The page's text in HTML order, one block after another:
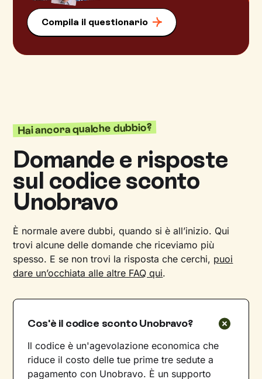
Compila il questionario
Hai ancora qualche dubbio?
Domande e risposte
sul codice sconto
Unobravo
È normale avere dubbi, quando si è all’inizio. Qui
trovi alcune delle domande che riceviamo più
spesso. E se non trovi la risposta che cerchi, puoi
dare un’occhiata alle altre FAQ qui.
Cos'è il codice sconto Unobravo?
Il codice è un'agevolazione economica che
riduce il costo delle tue prime tre sedute a
pagamento con Unobravo. È un supporto